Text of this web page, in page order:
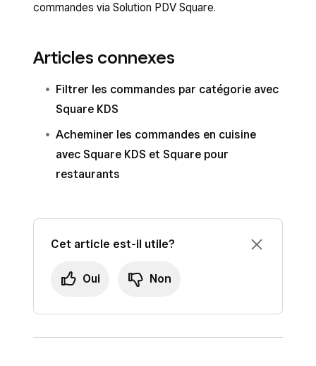
commandes via Solution PDV Square.
Articles connexes
Filtrer les commandes par catégorie avec
Square KDS
Acheminer les commandes en cuisine
avec Square KDS et Square pour
restaurants
Cet article est-il utile?
Oui Non